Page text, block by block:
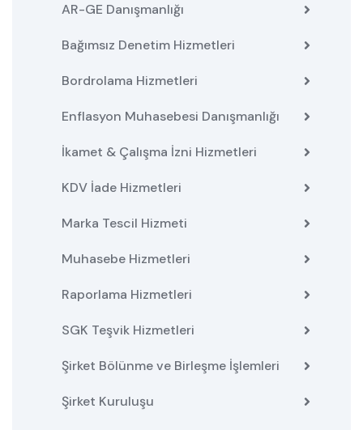
AR-GE Danışmanlığı
Bağımsız Denetim Hizmetleri
Bordrolama Hizmetleri
Enflasyon Muhasebesi Danışmanlığı
İkamet & Çalışma İzni Hizmetleri
KDV İade Hizmetleri
Marka Tescil Hizmeti
Muhasebe Hizmetleri
Raporlama Hizmetleri
SGK Teşvik Hizmetleri
Şirket Bölünme ve Birleşme İşlemleri
Şirket Kuruluşu